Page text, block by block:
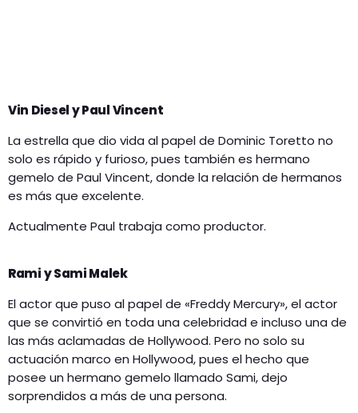
Vin Diesel y Paul Vincent
La estrella que dio vida al papel de Dominic Toretto no
solo es rápido y furioso, pues también es hermano
gemelo de Paul Vincent, donde la relación de hermanos
es más que excelente.
Actualmente Paul trabaja como productor.
Rami y Sami Malek
El actor que puso al papel de «Freddy Mercury», el actor
que se convirtió en toda una celebridad e incluso una de
las más aclamadas de Hollywood. Pero no solo su
actuación marco en Hollywood, pues el hecho que
posee un hermano gemelo llamado Sami, dejo
sorprendidos a más de una persona.